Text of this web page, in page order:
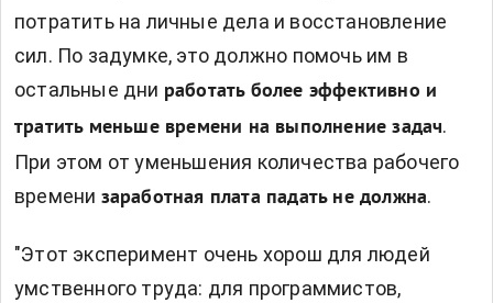
потратить на личные дела и восстановление
сил. По задумке, это должно помочь им в
остальные дни работать более эффективно и
тратить меньше времени на выполнение задач.
При этом от уменьшения количества рабочего
времени заработная плата падать не должна.
"Этот эксперимент очень хорош для людей
умственного труда: для программистов,